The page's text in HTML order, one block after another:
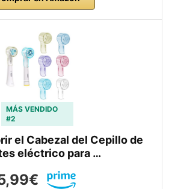
MÁS VENDIDO
#2
el Cabezal del Cepillo de
eléctrico para …